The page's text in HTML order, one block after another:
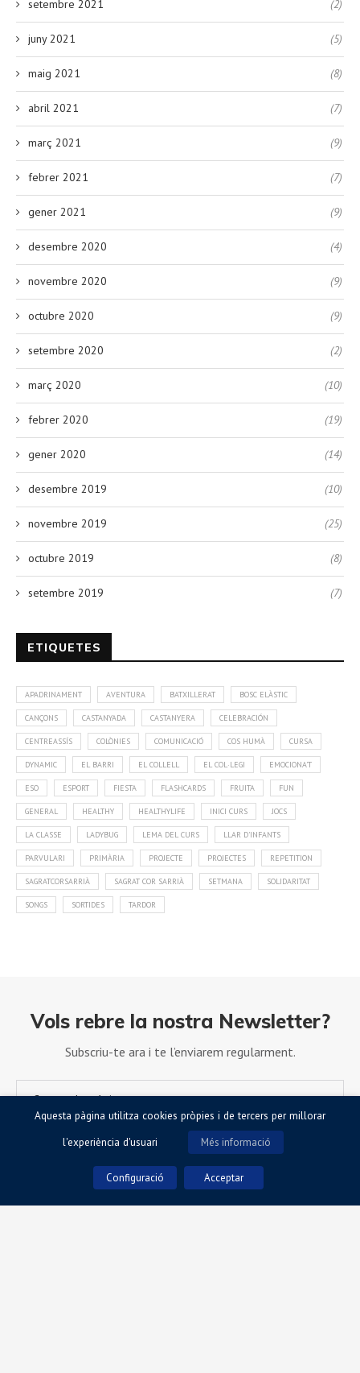
setembre 2021 (2)
juny 2021 (5)
maig 2021 (8)
abril 2021 (7)
març 2021 (9)
febrer 2021 (7)
gener 2021 (9)
desembre 2020 (4)
novembre 2020 (9)
octubre 2020 (9)
setembre 2020 (2)
març 2020 (10)
febrer 2020 (19)
gener 2020 (14)
desembre 2019 (10)
novembre 2019 (25)
octubre 2019 (8)
setembre 2019 (7)
ETIQUETES
APADRINAMENT AVENTURA BATXILLERAT BOSC ELÀSTIC
CANÇONS CASTANYADA CASTANYERA CELEBRACIÓN
CENTREASSÍS COLÒNIES COMUNICACIÓ COS HUMÀ CURSA
DYNAMIC EL BARRI EL COLLELL EL COL·LEGI EMOCIONA'T
ESO ESPORT FIESTA FLASHCARDS FRUITA FUN
GENERAL HEALTHY HEALTHYLIFE INICI CURS JOCS
LA CLASSE LADYBUG LEMA DEL CURS LLAR D'INFANTS
PARVULARI PRIMÀRIA PROJECTE PROJECTES REPETITION
SAGRATCORSARRIÀ SAGRAT COR SARRIÀ SETMANA SOLIDARITAT
SONGS SORTIDES TARDOR
Vols rebre la nostra Newsletter?
Subscriu-te ara i te l’enviarem regularment.
Accepto la Política de Privacitat
Aquesta pàgina utilitza cookies pròpies i de tercers per millorar
l'experiència d'usuari
Més informació
Configuració Acceptar